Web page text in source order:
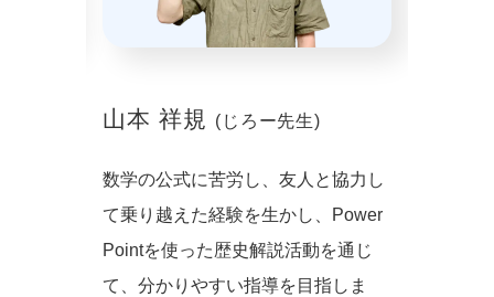
山本 祥規 (じろー先生)
数学の公式に苦労し、友人と協力し
て乗り越えた経験を生かし、Power
Pointを使った歴史解説活動を通じ
て、分かりやすい指導を目指しま